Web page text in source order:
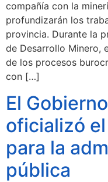
compañía con la
profundizarán los
provincia. Durante la
de Desarrollo Minero,
de los procesos
con […]
El
oficializó
para la
pública